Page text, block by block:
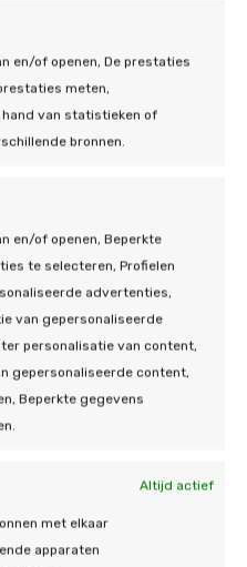
en/of openen, De prestaties
meten,
hand van statistieken of
bronnen.
en/of openen, Beperkte
te selecteren, Profielen
advertenties,
van gepersonaliseerde
personalisatie van content,
gepersonaliseerde content,
Beperkte gegevens
Altijd actief
met elkaar
apparaten